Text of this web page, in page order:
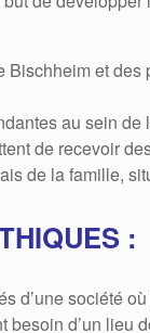
et des
au sein de
de recevoir
de la famille,
:
d’une société
d’un lieu